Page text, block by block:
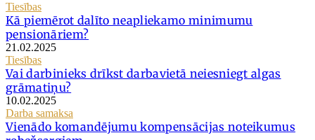
Tiesības
Kā piemērot dalīto neapliekamo minimumu
pensionāriem?
21.02.2025
Tiesības
Vai darbinieks drīkst darbavietā neiesniegt algas
grāmatiņu?
10.02.2025
Darba samaksa
Vienādo komandējumu kompensācijas noteikumus